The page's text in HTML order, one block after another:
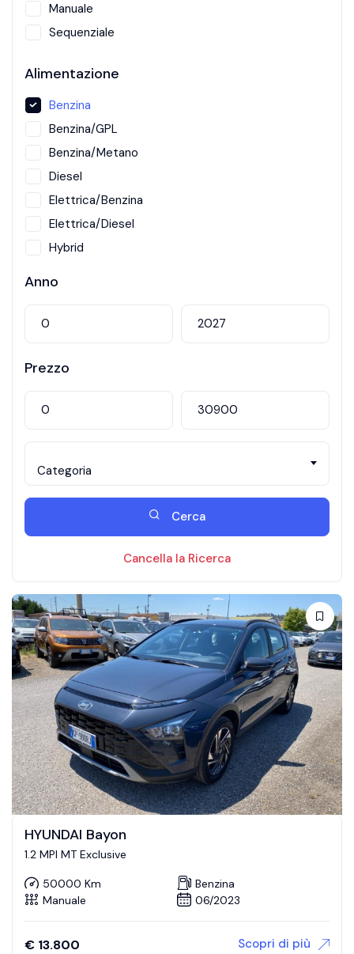
Manuale
Sequenziale
Alimentazione
Benzina
Benzina/GPL
Benzina/Metano
Diesel
Elettrica/Benzina
Elettrica/Diesel
Hybrid
Anno
Prezzo
Categoria
Cerca
Cancella la Ricerca
HYUNDAI Bayon
1.2 MPI MT Exclusive
50000 Km
Benzina
Manuale
06/2023
€ 13.800 Scopri di più